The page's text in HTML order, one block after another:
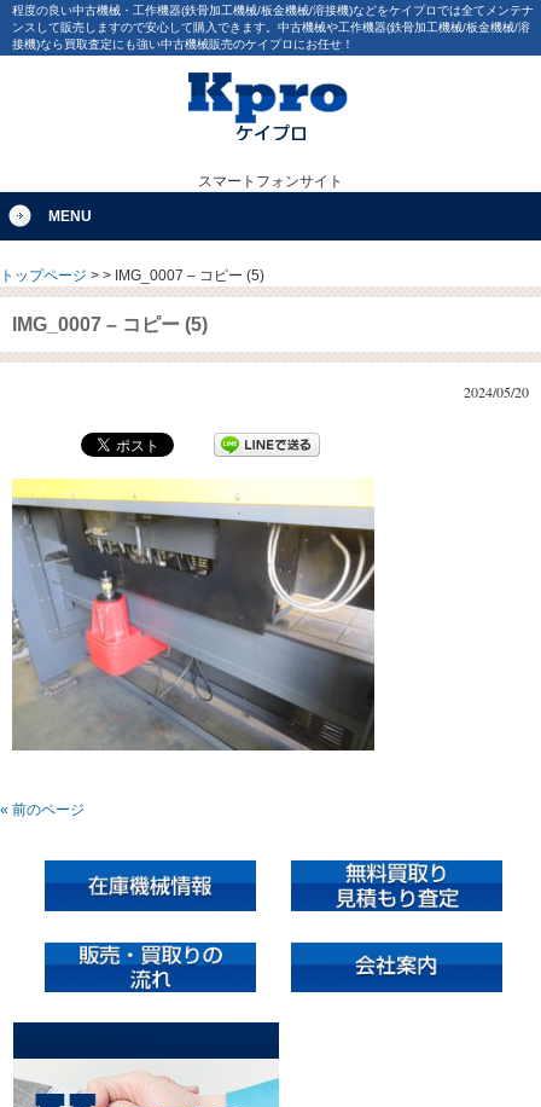
程度の良い中古機械・工作機器(鉄骨加工機械/板金機械/溶接機)などをケイプロでは全てメンテナ
ンスして販売しますので安心して購入できます。中古機械や工作機器(鉄骨加工機械/板金機械/溶
接機)なら買取査定にも強い中古機械販売のケイプロにお任せ！
スマートフォンサイト
MENU
トップページ > > IMG_0007 – コピー (5)
IMG_0007 – コピー (5)
2024/05/20
« 前のページ